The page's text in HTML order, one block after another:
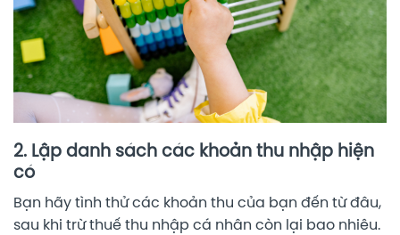
2. Lập danh sách các khoản thu nhập hiện
có
Bạn hãy tình thử các khoản thu của bạn đến từ đâu,
sau khi trừ thuế thu nhập cá nhân còn lại bao nhiêu.